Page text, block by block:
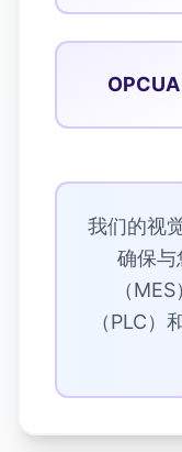
OPCUA
我们的视
确保与
（
（PLC）